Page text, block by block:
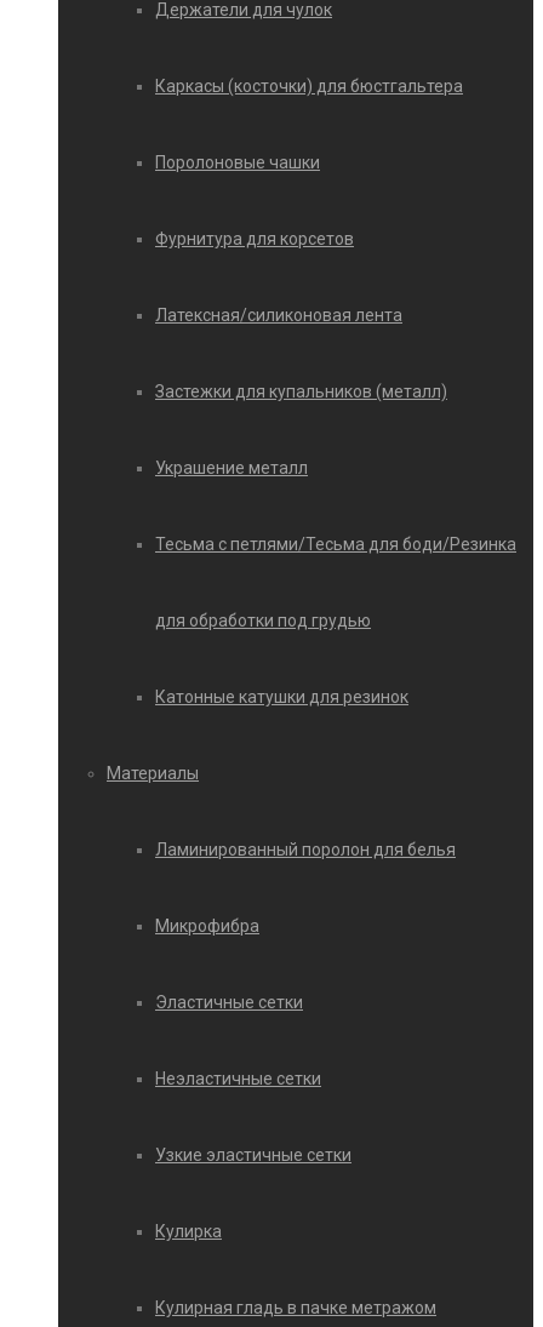
Держатели для чулок
Каркасы (косточки) для бюстгальтера
Поролоновые чашки
Фурнитура для корсетов
Латексная/силиконовая лента
Застежки для купальников (металл)
Украшение металл
Тесьма с петлями/Тесьма для боди/Резинка
для обработки под грудью
Катонные катушки для резинок
Материалы
Ламинированный поролон для белья
Микрофибра
Эластичные сетки
Неэластичные сетки
Узкие эластичные сетки
Кулирка
Кулирная гладь в пачке метражом